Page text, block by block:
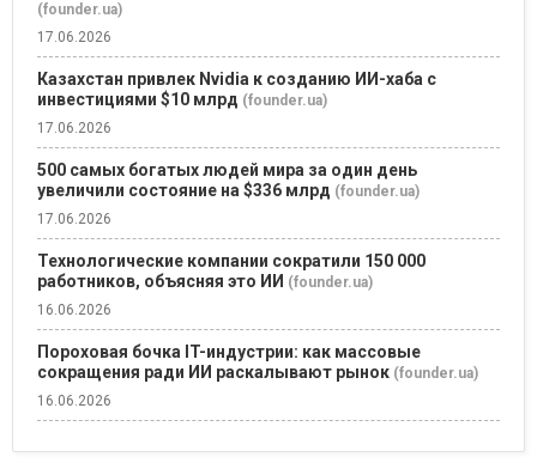
(founder.ua)
17.06.2026
Казахстан привлек Nvidia к созданию ИИ-хаба с
инвестициями $10 млрд (founder.ua)
17.06.2026
500 самых богатых людей мира за один день
увеличили состояние на $336 млрд (founder.ua)
17.06.2026
Технологические компании сократили 150 000
работников, объясняя это ИИ (founder.ua)
16.06.2026
Пороховая бочка IT-индустрии: как массовые
сокращения ради ИИ раскалывают рынок (founder.ua)
16.06.2026